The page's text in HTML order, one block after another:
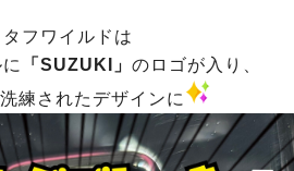
タフワイルドは
「SUZUKI」 のロゴが入り、
練されたデザインに